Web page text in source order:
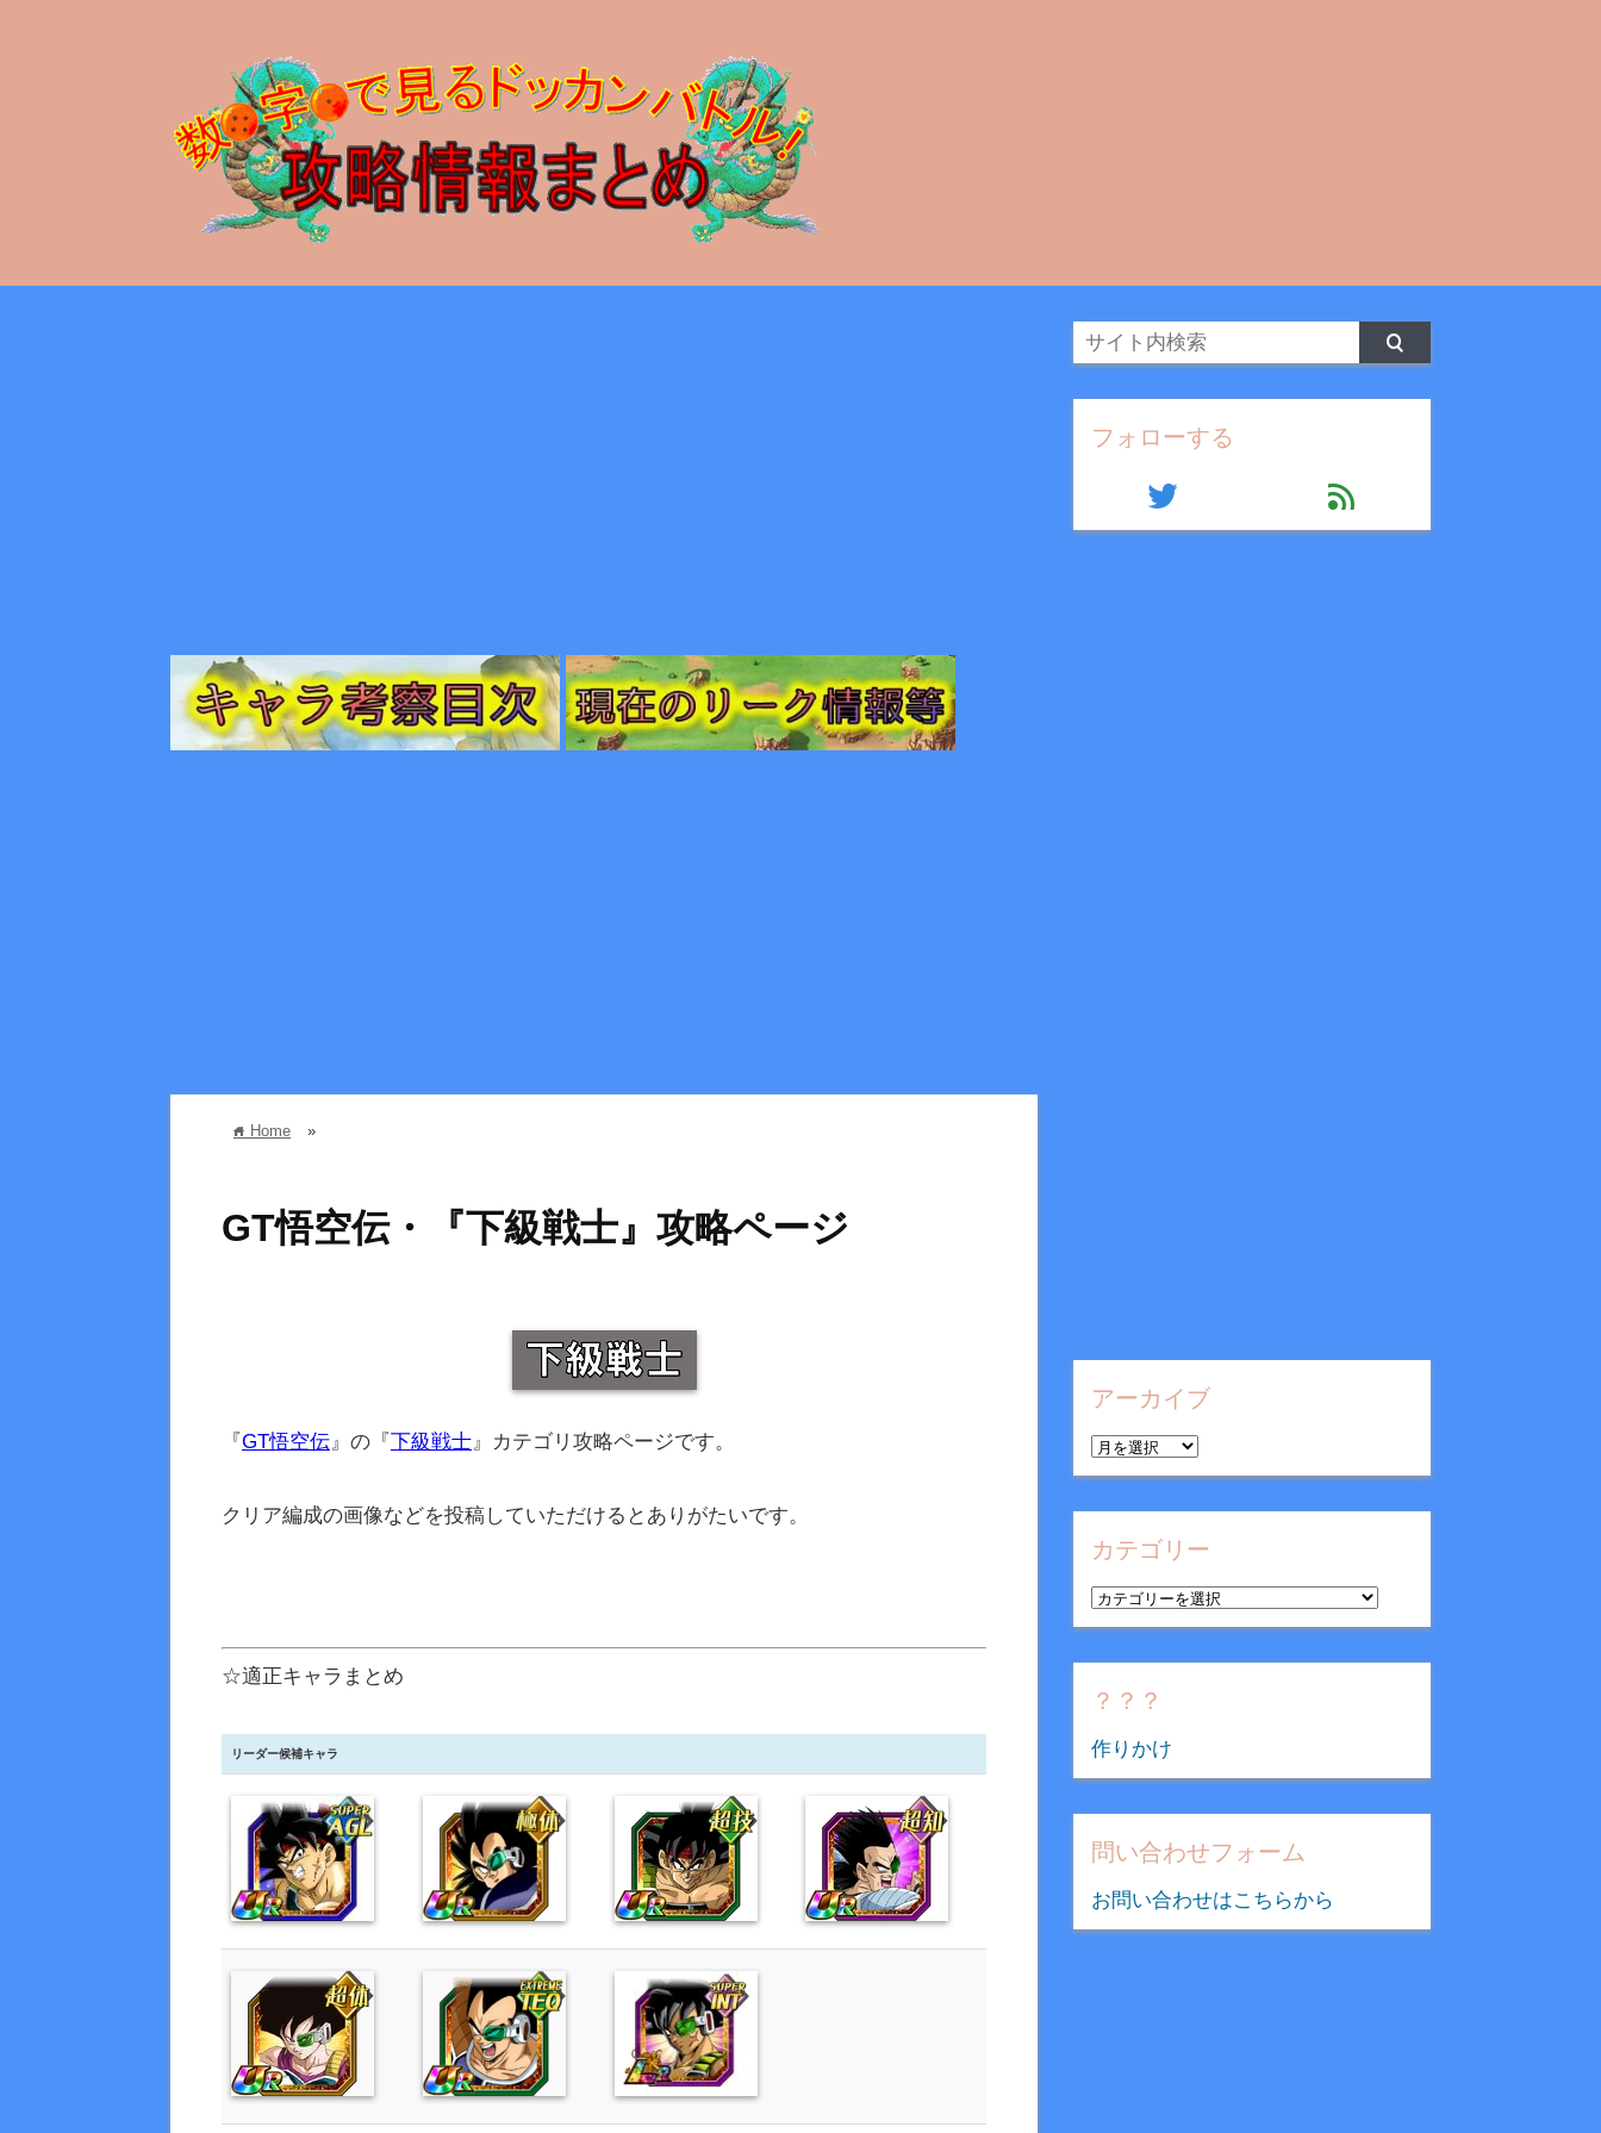
home Home »
GT悟空伝・『下級戦士』攻略ページ
『GT悟空伝』の『下級戦士』カテゴリ攻略ページです。
クリア編成の画像などを投稿していただけるとありがたいです。
☆適正キャラまとめ
リーダー候補キャラ
フォローする
twitter feed
アーカイブ
ア
ー
カ
イ
カテゴリー
カ
テ
ゴ
リ
？？？
作りかけ
問い合わせフォーム
お問い合わせはこちらから